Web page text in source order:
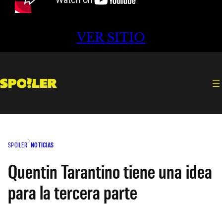
VER SITIO
SPOILER NOTICIAS
Quentin Tarantino tiene una idea
para la tercera parte